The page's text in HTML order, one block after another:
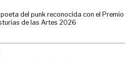
del punk reconocida con el Premio
de las Artes 2026